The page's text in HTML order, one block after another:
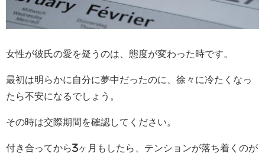
女性が彼氏の愛を疑うのは、態度が変わった時です。
最初は明らかに自分に夢中だったのに、徐々に冷たくなっ
たら不安になるでしょう。
その時は交際期間を確認してください。
付き合ってから3ヶ月もしたら、テンションが落ち着くのが